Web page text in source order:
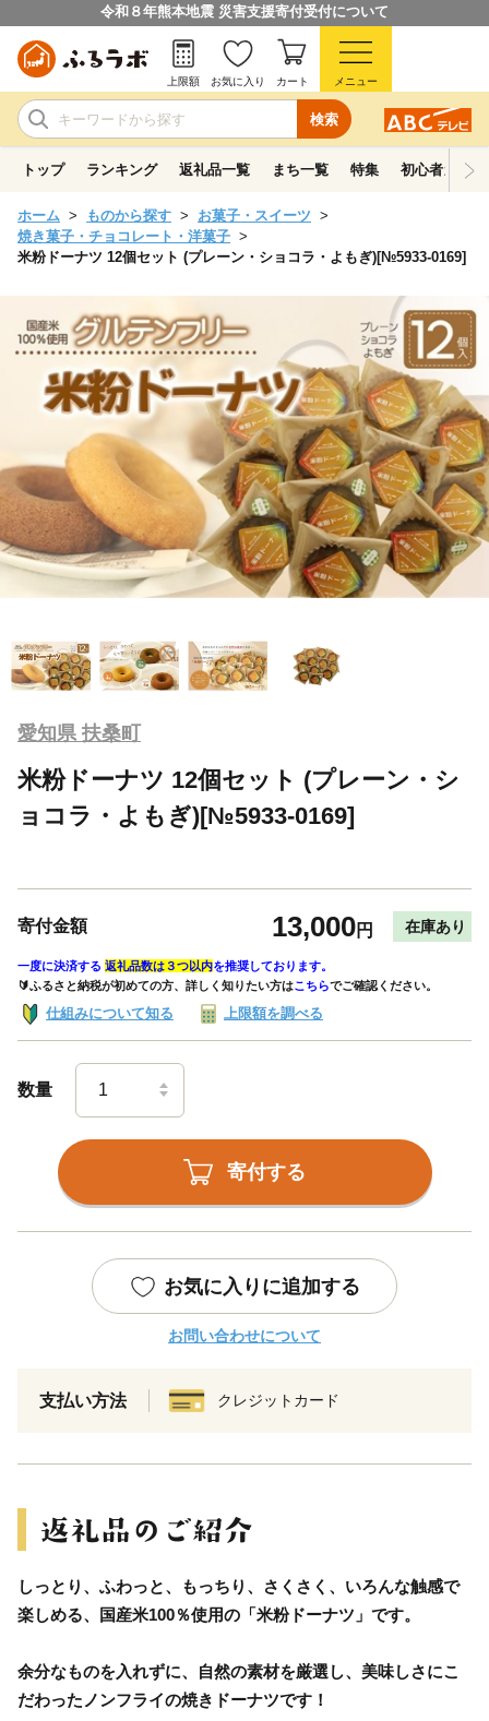
令和８年熊本地震 災害支援寄付受付について
検索
上限額 お気に入り カート メニュー
トップ ランキング 返礼品一覧 まち一覧 特集 初心者ガイド
ホーム ものから探す
お菓子・スイーツ
焼き菓子・チョコレート・洋菓子
米粉ドーナツ 12個セット (プレーン・ショコラ・よもぎ)[№5933-0169]
愛知県 扶桑町
米粉ドーナツ 12個セット (プレーン・シ
ョコラ・よもぎ)[№5933-0169]
寄付金額 13,000円 在庫あり
一度に決済する 返礼品数は３つ以内を推奨しております。
🔰ふるさと納税が初めての方、詳しく知りたい方はこちらでご確認ください。
仕組みについて知る 上限額を調べる
数量
寄付する
お気に入りに追加する
お問い合わせについて
支払い方法 クレジットカード
しっとり、ふわっと、もっちり、さくさく、いろんな触感で
楽しめる、国産米100％使用の「米粉ドーナツ」です。
余分なものを入れずに、自然の素材を厳選し、美味しさにこ
だわったノンフライの焼きドーナツです！